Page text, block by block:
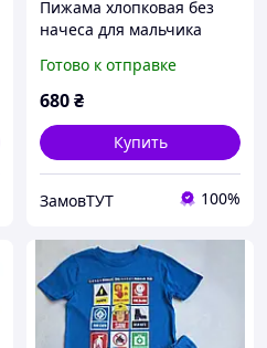
Пижама хлопковая без
начеса для мальчика
(1-2 года), рост 86-92 см
серый
Готово к отправке
680₴
Купить
ЗамовТУТ 100%